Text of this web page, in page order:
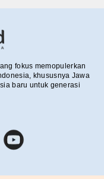
fokus memopulerkan
khususnya Jawa
baru untuk generasi